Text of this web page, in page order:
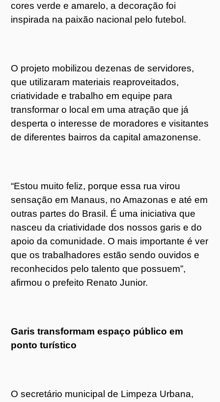
cores verde e amarelo, a decoração foi
inspirada na paixão nacional pelo futebol.
O projeto mobilizou dezenas de servidores,
que utilizaram materiais reaproveitados,
criatividade e trabalho em equipe para
transformar o local em uma atração que já
desperta o interesse de moradores e visitantes
de diferentes bairros da capital amazonense.
“Estou muito feliz, porque essa rua virou
sensação em Manaus, no Amazonas e até em
outras partes do Brasil. É uma iniciativa que
nasceu da criatividade dos nossos garis e do
apoio da comunidade. O mais importante é ver
que os trabalhadores estão sendo ouvidos e
reconhecidos pelo talento que possuem”,
afirmou o prefeito Renato Junior.
Garis transformam espaço público em
ponto turístico
O secretário municipal de Limpeza Urbana,